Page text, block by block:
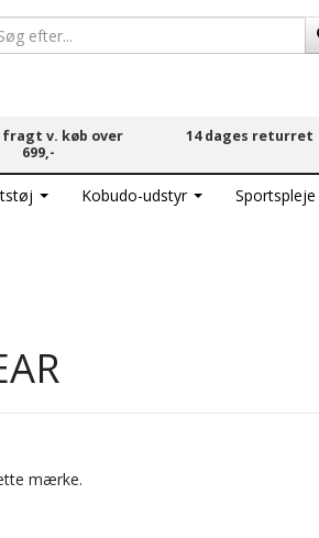
v. køb over
699,-
14 dages returret
Kobudo-udstyr Sportspleje
mærke.